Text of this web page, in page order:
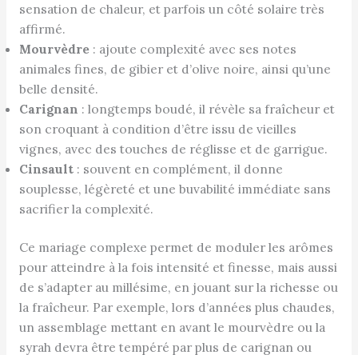
sensation de chaleur, et parfois un côté solaire très
affirmé.
Mourvèdre: ajoute complexité avec ses notes
animales fines, de gibier et d’olive noire, ainsi qu’une
belle densité.
Carignan : longtemps boudé, il révèle sa fraîcheur et
son croquant à condition d’être issu de vieilles
vignes, avec des touches de réglisse et de garrigue.
Cinsault: souvent en complément, il donne
souplesse, légèreté et une buvabilité immédiate sans
sacrifier la complexité.
Ce mariage complexe permet de moduler les arômes
pour atteindre à la fois intensité et finesse, mais aussi
de s’adapter au millésime, en jouant sur la richesse ou
la fraîcheur. Par exemple, lors d’années plus chaudes,
un assemblage mettant en avant le mourvèdre ou la
syrah devra être tempéré par plus de carignan ou